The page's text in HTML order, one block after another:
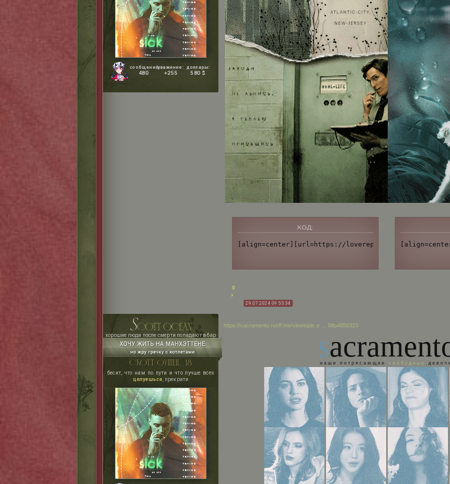
сообщений:
480
уважение:
+255
доллары:
580 $
КОД:
[align=center][url=https://lovereplay.ru/
0
29.07.2024 09:55:34
scott ocean
хорошие люди после смерти попадают в бар
скотт оушен, 18
бесит, что нам по пути и что лучше всех
целуешься
, прекрати
https://sacramento.rusff.me/viewtopic.p … 8#p4850323
s
н а ш и п о т р я с а ю щ и е с в о б о д н ы е д е в о ч